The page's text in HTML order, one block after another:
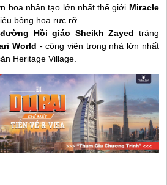
hoa nhân tạo lớn nhất thế giới Miracle
bông hoa rực rỡ.
Hồi giáo Sheikh Zayed tráng
World - công viên trong nhà lớn nhất
Heritage Village.